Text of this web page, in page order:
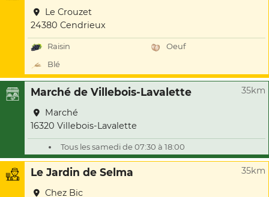
Le Crouzet
24380 Cendrieux
Raisin
Oeuf
Blé
Marché de Villebois-Lavalette 35km
Marché
16320 Villebois-Lavalette
Tous les samedi de 07:30 à 18:00
Le Jardin de Selma 35km
Chez Bic